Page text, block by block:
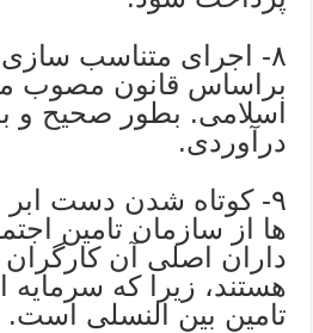
۸- اجرای متناسب
براساس قانون مصوب
اسلامی. بطور صحیح و
درآوردی.
۹- کوتاه شدن دست ابر
ها از سازمان تامین
داران اصلی آن
هستند، زیرا که سرمایه
تامین بین النسلی است.